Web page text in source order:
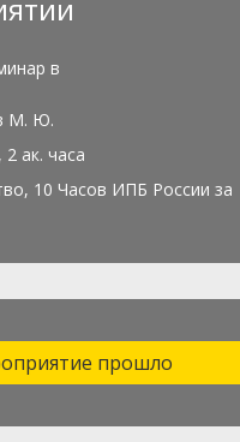
в
М. Ю.
2 ак. часа
10 Часов ИПБ России за
прошло